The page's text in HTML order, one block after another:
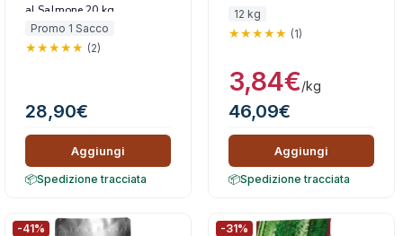
al Salmone 20 kg
Promo 1 Sacco
(2)
28,90€
Aggiungi
Spedizione tracciata
12 kg
(1)
46,09€
3,84€/kg
Aggiungi
Spedizione tracciata
-41% -31%